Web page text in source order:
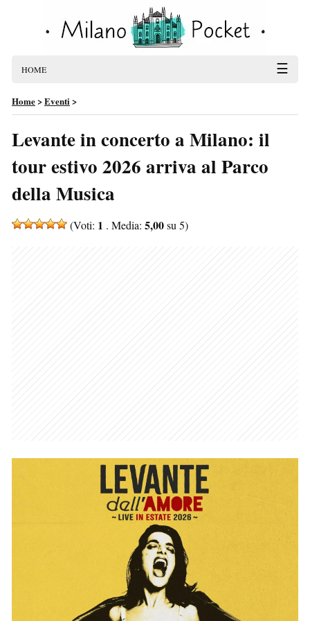
HOME ☰
Home>Eventi>
Levante in concerto a Milano: il
tour estivo 2026 arriva al Parco
della Musica
(Voti: 1 . Media: 5,00su 5)